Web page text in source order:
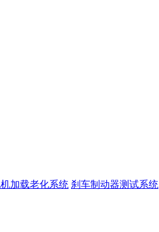
加载老化系统 刹车制动器测试系统